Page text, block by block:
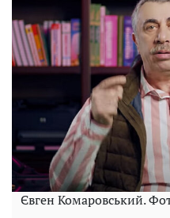
Євген Комаровський.